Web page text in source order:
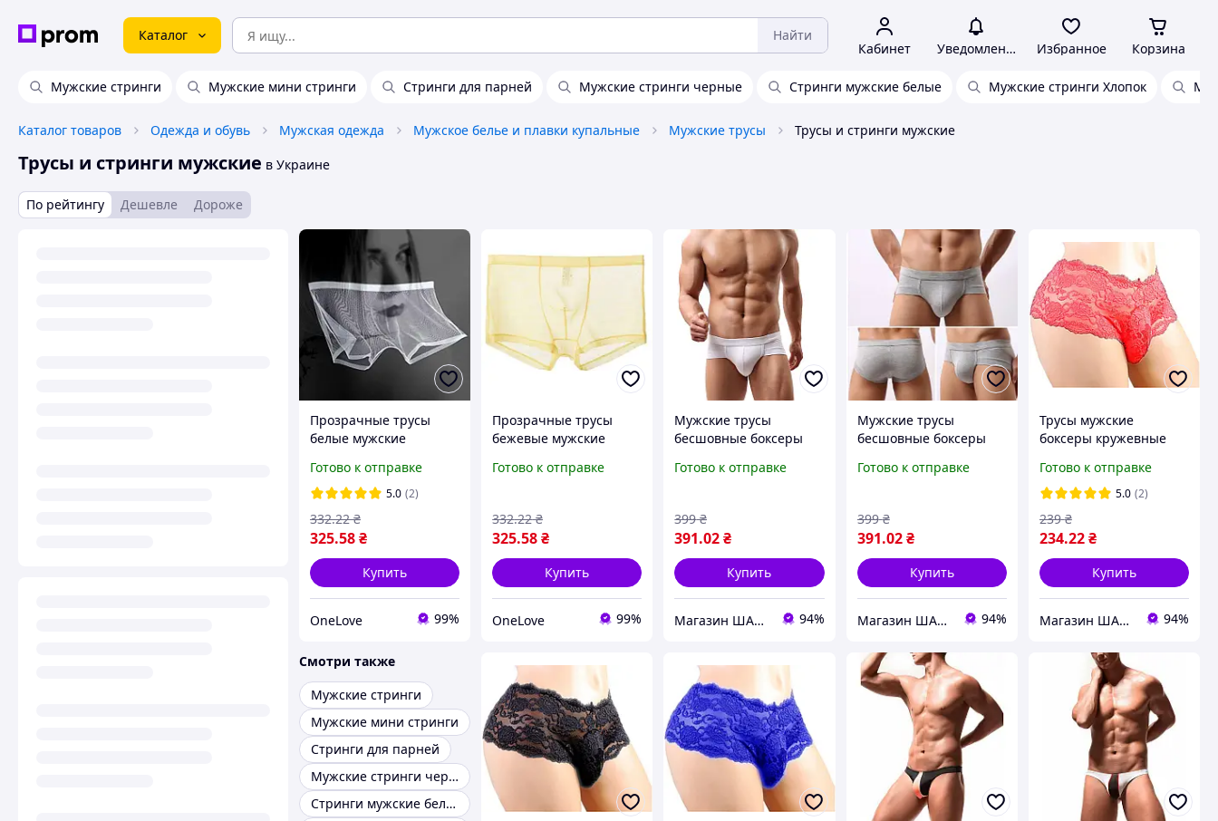
Каталог Найти
Кабинет Уведомления Избранное Корзина
Мужские стринги Мужские мини стринги Стринги для парней Мужские стринги черные Стринги мужские белые Мужские стринги Хлопок
Каталог товаров Одежда и обувь Мужская одежда Мужское белье и плавки купальные Мужские трусы Трусы и стринги мужские
Трусы и стринги мужские в Украине
По рейтингу Дешевле Дороже
Прозрачные трусы
белые мужские
Готово к отправке
5.0 (2)
325.58₴
332.22 ₴
Купить
OneLove 99%
Прозрачные трусы
бежевые мужские
Готово к отправке
325.58₴
332.22 ₴
Купить
OneLove 99%
Мужские трусы
бесшовные боксеры
Готово к отправке
391.02₴
399 ₴
Купить
Магазин ШАРМ 94%
Мужские трусы
бесшовные боксеры
Готово к отправке
391.02 ₴
399 ₴
Купить
Магазин ШАРМ 94%
Трусы мужские
боксеры кружевные
трусы кружевные
Готово к отправке
5.0 (2)
234.22₴
239 ₴
Купить
Магазин ШАРМ 94%
Смотри также
Мужские стринги
Мужские мини стринги
Стринги для парней
Мужские стринги черные
Стринги мужские белые